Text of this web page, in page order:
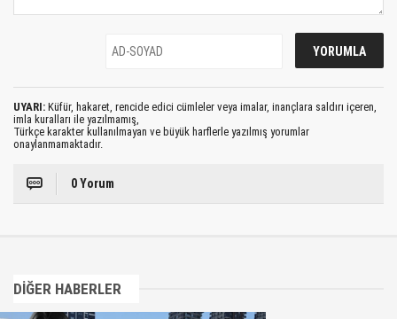
UYARI: Küfür, hakaret, rencide edici cümleler veya imalar, inançlara saldırı içeren,
imla kuralları ile yazılmamış,
Türkçe karakter kullanılmayan ve büyük harflerle yazılmış yorumlar
onaylanmamaktadır.
0 Yorum
DİĞER HABERLER